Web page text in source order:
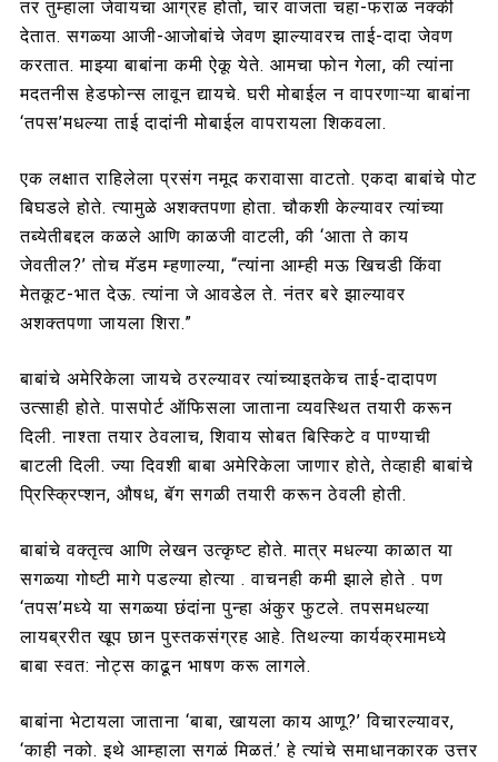
तर तुम्हाला जेवायचा आग्रह होतो, चार वाजता चहा-फराळ नक्की
देतात. सगळ्या आजी-आजोबांचे जेवण झाल्यावरच ताई-दादा जेवण
करतात. माझ्या बाबांना कमी ऐकू येते. आमचा फोन गेला, की त्यांना
मदतनीस हेडफोन्स लावून द्यायचे. घरी मोबाईल न वापरणाऱ्या बाबांना
‘तपस’मधल्या ताई दादांनी मोबाईल वापरायला शिकवला.
एक लक्षात राहिलेला प्रसंग नमूद करावासा वाटतो. एकदा बाबांचे पोट
बिघडले होते. त्यामुळे अशक्तपणा होता. चौकशी केल्यावर त्यांच्या
तब्येतीबद्दल कळले आणि काळजी वाटली, की ‘आता ते काय
जेवतील?’ तोच मॅडम म्हणाल्या, “त्यांना आम्ही मऊ खिचडी किंवा
मेतकूट-भात देऊ. त्यांना जे आवडेल ते. नंतर बरे झाल्यावर
अशक्तपणा जायला शिरा.”
बाबांचे अमेरिकेला जायचे ठरल्यावर त्यांच्याइतकेच ताई-दादापण
उत्साही होते. पासपोर्ट ऑफिसला जाताना व्यवस्थित तयारी करून
दिली. नाश्ता तयार ठेवलाच, शिवाय सोबत बिस्किटे व पाण्याची
बाटली दिली. ज्या दिवशी बाबा अमेरिकेला जाणार होते, तेव्हाही बाबांचे
प्रिस्क्रिप्शन, औषध, बॅग सगळी तयारी करून ठेवली होती.
बाबांचे वक्तृत्व आणि लेखन उत्कृष्ट होते. मात्र मधल्या काळात या
सगळ्या गोष्टी मागे पडल्या होत्या . वाचनही कमी झाले होते . पण
‘तपस’मध्ये या सगळ्या छंदांना पुन्हा अंकुर फुटले. तपसमधल्या
लायब्ररीत खूप छान पुस्तकसंग्रह आहे. तिथल्या कार्यक्रमामध्ये
बाबा स्वत: नोट्स काढून भाषण करू लागले.
बाबांना भेटायला जाताना ‘बाबा, खायला काय आणू?’ विचारल्यावर,
‘काही नको. इथे आम्हाला सगळं मिळतं.’ हे त्यांचे समाधानकारक उत्तर